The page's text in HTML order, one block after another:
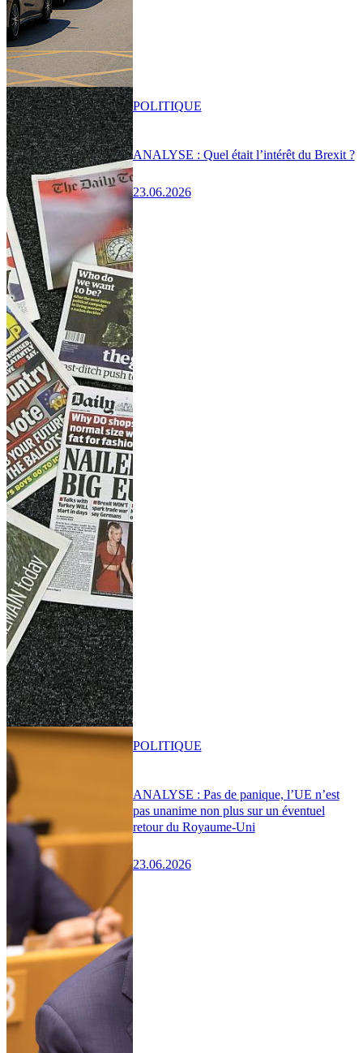
ANALYSE : Quel était l’intérêt du Brexit ?
23.06.2026
POLITIQUE
ANALYSE : Pas de panique, l’UE n’est
pas unanime non plus sur un éventuel
retour du Royaume-Uni
23.06.2026
POLITIQUE